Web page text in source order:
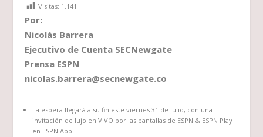
Visitas: 1.141
Por:
Nicolás Barrera
Ejecutivo de Cuenta SECNewgate
Prensa ESPN
nicolas.barrera@secnewgate.co
La espera llegará a su fin este viernes 31 de julio, con una
invitación de lujo en VIVO por las pantallas de ESPN & ESPN Play
en ESPN App